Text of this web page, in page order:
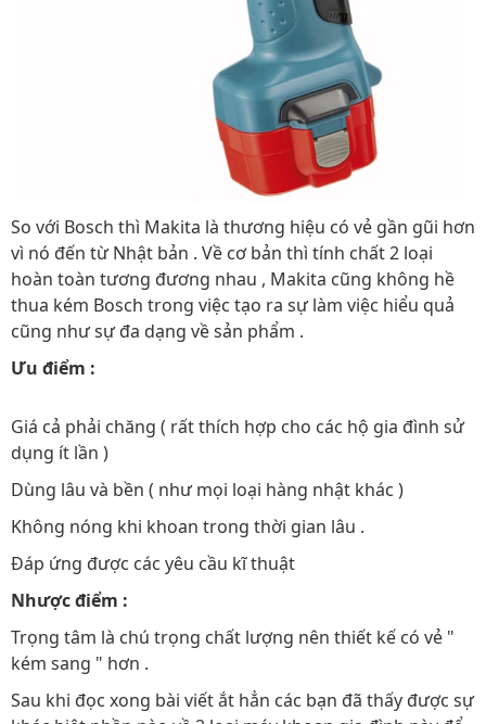
So với Bosch thì Makita là thương hiệu có vẻ gần gũi hơn
vì nó đến từ Nhật bản . Về cơ bản thì tính chất 2 loại
hoàn toàn tương đương nhau , Makita cũng không hề
thua kém Bosch trong việc tạo ra sự làm việc hiểu quả
cũng như sự đa dạng về sản phẩm .
Ưu điểm :
Giá cả phải chăng ( rất thích hợp cho các hộ gia đình sử
dụng ít lần )
Dùng lâu và bền ( như mọi loại hàng nhật khác )
Không nóng khi khoan trong thời gian lâu .
Đáp ứng được các yêu cầu kĩ thuật
Nhược điểm :
Trọng tâm là chú trọng chất lượng nên thiết kế có vẻ "
kém sang " hơn .
Sau khi đọc xong bài viết ắt hẳn các bạn đã thấy được sự